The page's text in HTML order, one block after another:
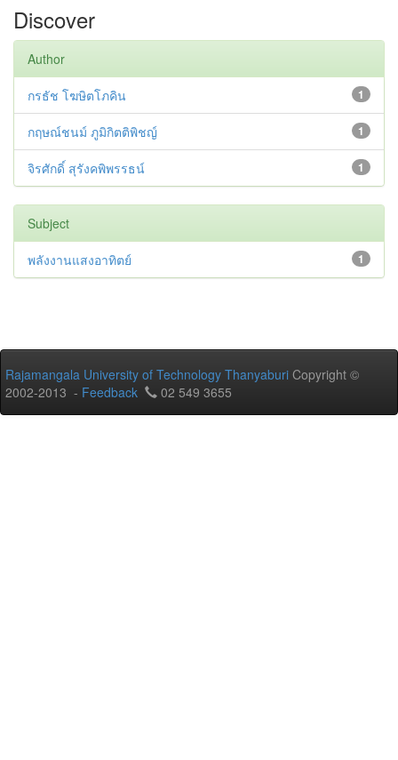
Discover
Author
1
กรธัช โฆษิตโภคิน
1
กฤษณ์ชนม์ ภูมิกิตติพิชญ์
1
จิรศักดิ์ สุรังคพิพรรธน์
Subject
1
พลังงานแสงอาทิตย์
Rajamangala University of Technology Thanyaburi Copyright ©
2002-2013 - Feedback 02 549 3655